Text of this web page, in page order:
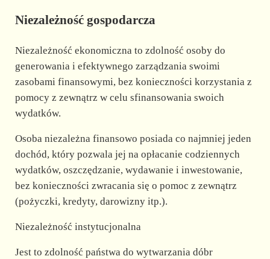
Niezależność gospodarcza
Niezależność ekonomiczna to zdolność osoby do
generowania i efektywnego zarządzania swoimi
zasobami finansowymi, bez konieczności korzystania z
pomocy z zewnątrz w celu sfinansowania swoich
wydatków.
Osoba niezależna finansowo posiada co najmniej jeden
dochód, który pozwala jej na opłacanie codziennych
wydatków, oszczędzanie, wydawanie i inwestowanie,
bez konieczności zwracania się o pomoc z zewnątrz
(pożyczki, kredyty, darowizny itp.).
Niezależność instytucjonalna
Jest to zdolność państwa do wytwarzania dóbr